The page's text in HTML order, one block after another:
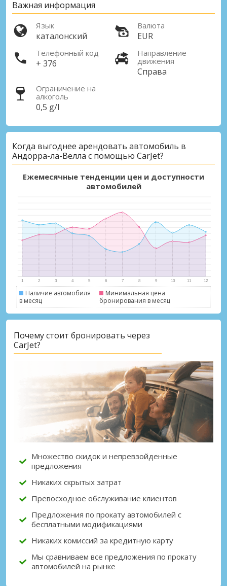
Важная информация
Язык
каталонский
Валюта
EUR
Телефонный код
+ 376
Направление
движения
Справа
Ограничение на
алкоголь
0,5 g/l
Когда выгоднее арендовать автомобиль в
Андорра-ла-Велла с помощью CarJet?
Ежемесячные тенденции цен и доступности
автомобилей
Наличие автомобиля
в месяц
Минимальная цена
бронирования в месяц
Почему стоит бронировать через
CarJet?
Множество скидок и непревзойденные
предложения
Никаких скрытых затрат
Превосходное обслуживание клиентов
Предложения по прокату автомобилей с
бесплатными модификациями
Никаких комиссий за кредитную карту
Мы сравниваем все предложения по прокату
автомобилей на рынке
Лучшие сбережения
Получите доступ к эксклюзивным
предложениям партнёров
Войти с помощью eLink